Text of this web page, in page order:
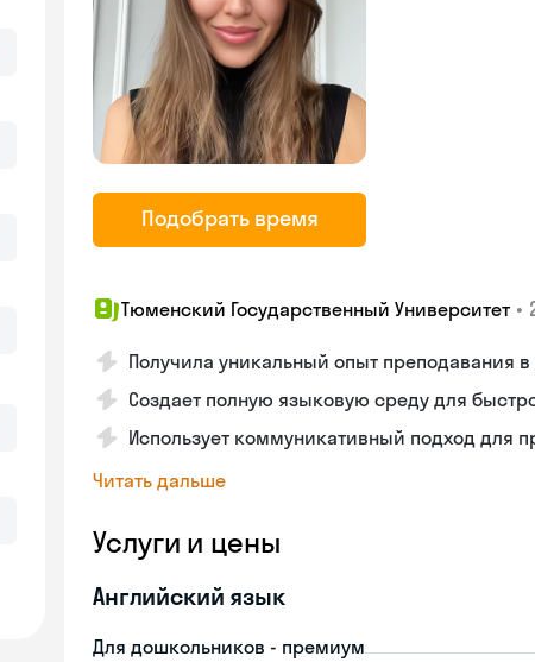
Подобрать время
Тюменский Государственный Университет •
Получила уникальный опыт преподавания
Создает полную языковую среду для
Использует коммуникативный подход для
Читать дальше
Услуги и цены
Английский язык
Для дошкольников - премиум